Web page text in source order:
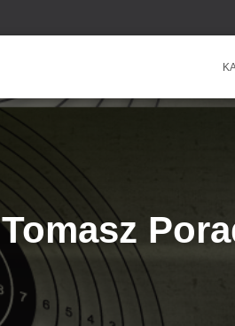
Tomasz